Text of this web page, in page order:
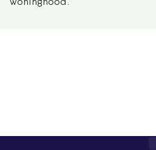
woningnood.